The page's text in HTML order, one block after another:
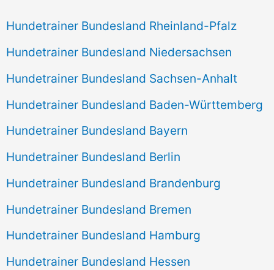
Hundetrainer Bundesland Rheinland-Pfalz
Hundetrainer Bundesland Niedersachsen
Hundetrainer Bundesland Sachsen-Anhalt
Hundetrainer Bundesland Baden-Württemberg
Hundetrainer Bundesland Bayern
Hundetrainer Bundesland Berlin
Hundetrainer Bundesland Brandenburg
Hundetrainer Bundesland Bremen
Hundetrainer Bundesland Hamburg
Hundetrainer Bundesland Hessen